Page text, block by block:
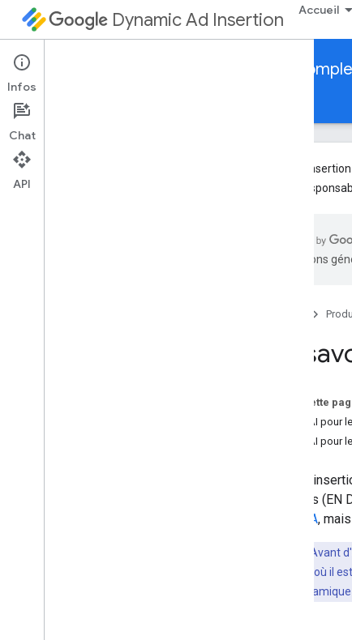
Dynamic Ad Insertion Accueil
API d'insertion dynamique d'annonce
Guides
L'API
votre
traductions
En
Sur cette
API DAI pour
API DAI pour
L'API
linéaires
DAI IMA,
:Avant
plates-formes où il
d'insertion
Infos
Chat
API